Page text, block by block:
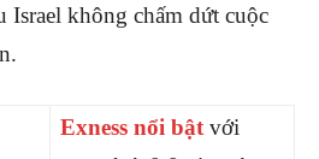
Israel không chấm dứt cuộc
Exness nổi bật với